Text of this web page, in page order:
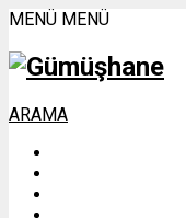
MENÜ MENÜ
ARAMA